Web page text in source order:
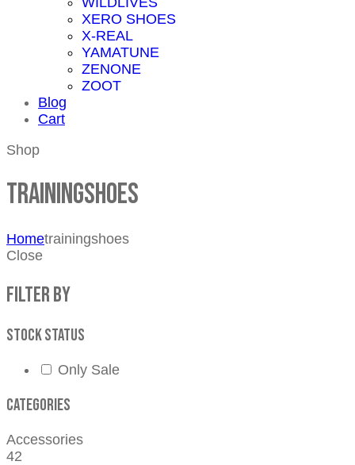
XERO SHOES
X-REAL
YAMATUNE
ZENONE
ZOOT
Blog
Cart
Shop
trainingshoes
Hometrainingshoes
Close
Filter by
Stock status
Only Sale
Categories
Accessories
42